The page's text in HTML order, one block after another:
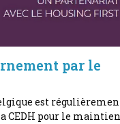
par le
est
CEDH pour le